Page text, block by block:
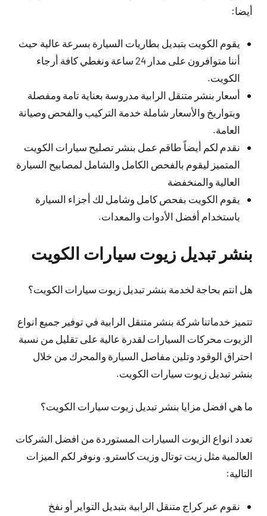
أيضا:
يقوم الكويت بتبديل بطاريات السيارة بسرعة عالية حيث
أننا متوافرون على مدار 24 ساعة ونغطي كافة أرجاء
الكويت.
أسعار بنشر متنقل الرابية مدروسة بعناية تامة ومفصلة
وبتواريخ والأسعار شاملة خدمة التركيب والفحص وصيانة
العامة.
نقدم لكم أيضاً طاقم عمل بنشر تصليح سيارات الكويت
المتميز ليقوم بالفحص الكامل والشامل لمصابيح السيارة
العالية والمنخفضة
يقوم الكويت بفحص كامل وشامل لك أجزاء السيارة
باستخدام أفضل الأدوات والمعدات.
بنشر تبديل زيوت سيارات الكويت
هل انتم بحاجة لخدمة بنشر تبديل زيوت سيارات الكويت؟
تتميز خدماتنا شركة بنشر متنقل الرابية في توفير جميع انواع
الزيوت محركات السيارات لقدرة عالية على تقليل من نسبة
احتراق الوقود وتلين مفاصل السيارة والمحرك من خلال
بنشر تبديل زيوت سيارات الكويت.
ما هي افضل مزايا بنشر تبديل زيوت سيارات الكويت؟
تعدد انواع الزيوت السيارات المستوردة من افضل الشركات
العالمية مثل زيت توتال وزيت كاسترو. ونوفر لكم الميزات
التالية:
نقوم عبر كراج متنقل الرابية بتبديل التواير أو نفخ